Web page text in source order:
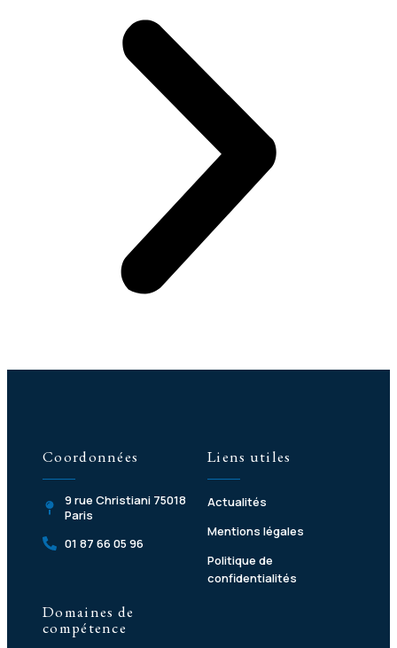
Coordonnées
9 rue Christiani 75018
Paris
01 87 66 05 96
Liens utiles
Actualités
Mentions légales
Politique de
confidentialités
Domaines de
compétence